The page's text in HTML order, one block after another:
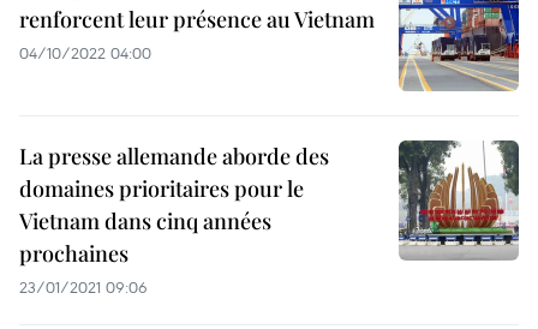
renforcent leur présence au Vietnam
04/10/2022 04:00
La presse allemande aborde des
domaines prioritaires pour le
Vietnam dans cinq années
prochaines
23/01/2021 09:06